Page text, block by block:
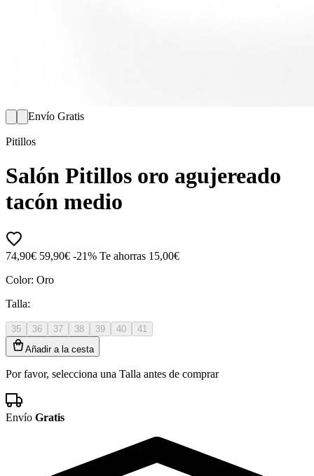
Envío Gratis
Pitillos
Salón Pitillos oro agujereado
tacón medio
74,90€ 59,90€ -21% Te ahorras 15,00€
Color: Oro
Talla:
35 36 37 38 39 40
41
Añadir a la cesta
Por favor, selecciona una Talla antes de comprar
Envío Gratis